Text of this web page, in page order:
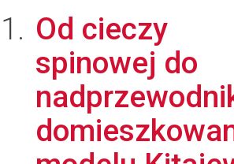
Od cieczy
spinowej do